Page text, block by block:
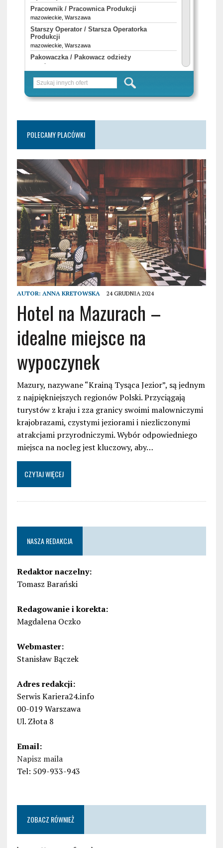
POLECAMY PLACÓWKI
AUTOR: ANNA KRETOWSKA 24 GRUDNIA 2024
Hotel na Mazurach –
idealne miejsce na
wypoczynek
Mazury, nazywane “Krainą Tysąca Jezior”, są jednym
z najpiękniejszych regionów Polski. Przyciągają
turystów z kraju i zza granicy swoimi malowniczymi
krajobrazami, czystymi jeziorami i niezliczonymi
atrakcjami przyrodniczymi. Wybór odpowiedniego
miejsca na nocleg jest kluczowy, aby…
CZYTAJ WIĘCEJ
NASZA REDAKCJA
Redaktor naczelny:
Tomasz Barański
Redagowanie i korekta:
Magdalena Oczko
Webmaster:
Stanisław Bączek
Adres redakcji:
Serwis Kariera24.info
00-019 Warszawa
Ul. Złota 8
Email:
Napisz maila
Tel: 509-933-943
ZOBACZ RÓWNIEŻ